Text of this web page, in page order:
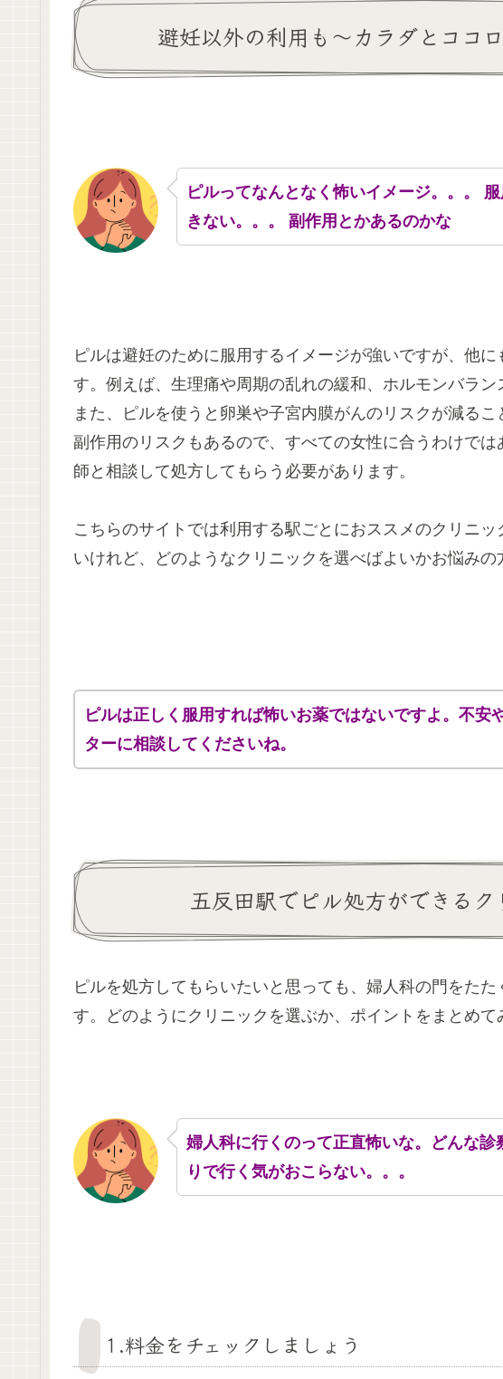
避妊以外の利用も～カラダとココ
ピルってなんとなく怖いイメージ。。。
きない。。。 副作用とかあるのかな
ピルは避妊のために服用するイメージが強いですが、他
す。例えば、生理痛や周期の乱れの緩和、ホルモンバラン
また、ピルを使うと卵巣や子宮内膜がんのリスクが減る
副作用のリスクもあるので、すべての女性に合うわけで
師と相談して処方してもらう必要があります。
こちらのサイトでは利用する駅ごとにおススメのクリニ
いけれど、どのようなクリニックを選べばよいかお悩みの
ピルは正しく服用すれば怖いお薬ではないですよ。不安
ターに相談してくださいね。
五反田駅でピル処方ができる
ピルを処方してもらいたいと思っても、婦人科の門をた
す。どのようにクリニックを選ぶか、ポイントをまとめて
婦人科に行くのって正直怖いな。どんな
りで行く気がおこらない。。。
1.料金をチェックしましょう